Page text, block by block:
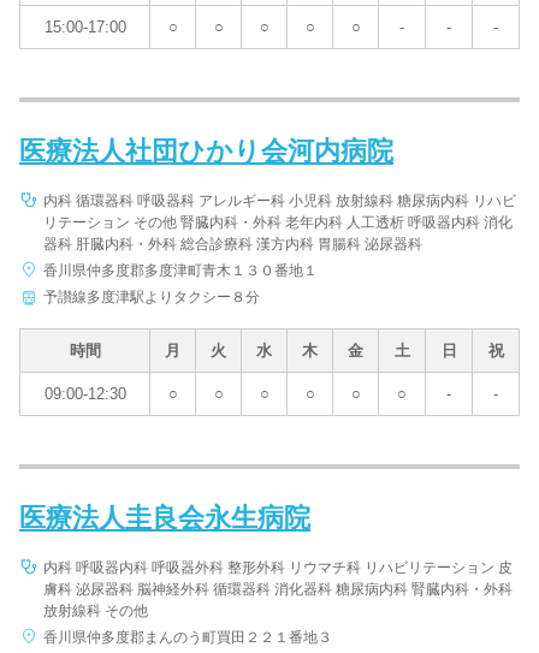
15:00-17:00 ○ ○ ○ ○ ○ - - -
医療法人社団ひかり会河内病院
内科 循環器科 呼吸器科 アレルギー科 小児科 放射線科 糖尿病内科 リハビ
リテーション その他 腎臓内科・外科 老年内科 人工透析 呼吸器内科 消化
器科 肝臓内科・外科 総合診療科 漢方内科 胃腸科 泌尿器科
香川県仲多度郡多度津町青木１３０番地１
予讃線多度津駅よりタクシー８分
時間 月 火 水 木 金 土 日 祝
09:00-12:30 ○ ○ ○ ○ ○ ○ - -
医療法人圭良会永生病院
内科 呼吸器内科 呼吸器外科 整形外科 リウマチ科 リハビリテーション 皮
膚科 泌尿器科 脳神経外科 循環器科 消化器科 糖尿病内科 腎臓内科・外科
放射線科 その他
香川県仲多度郡まんのう町買田２２１番地３